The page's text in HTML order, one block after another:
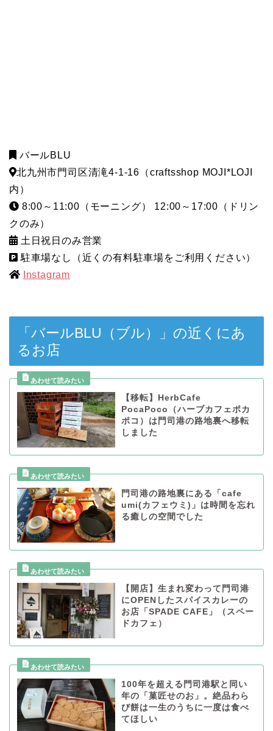
バールBLU
北九州市門司区清滝4-1-16（craftsshop MOJI*LOJI
内）
8:00～11:00（モーニング） 12:00～17:00（ドリン
クのみ）
土日祝日のみ営業
駐車場なし（近くの有料駐車場をご利用ください）
Instagram
「バールBLU（ブル）」の近くにあ
るお店
【移転】HerbCafe
PocaPoco（ハーブカフェポカ
ポコ）は門司港の路地裏へ移転
しました
門司港の路地裏にある「cafe
umi(カフェウミ)」は時間を忘れ
る癒しの空間でした
【開店】生まれ変わって門司港
にOPENしたスパイスカレーの
お店「SPADE CAFE」（スペー
ドカフェ）
100年を超える門司港駅と同い
年の「菓匠せのお」。絶品わら
び餅は一生のうちに一度は食べ
てほしい